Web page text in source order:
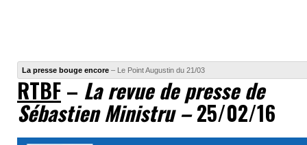
La presse bouge encore – Le Point Augustin du 21/03
RTBF – La revue de presse de
Sébastien Ministru –25/02/16